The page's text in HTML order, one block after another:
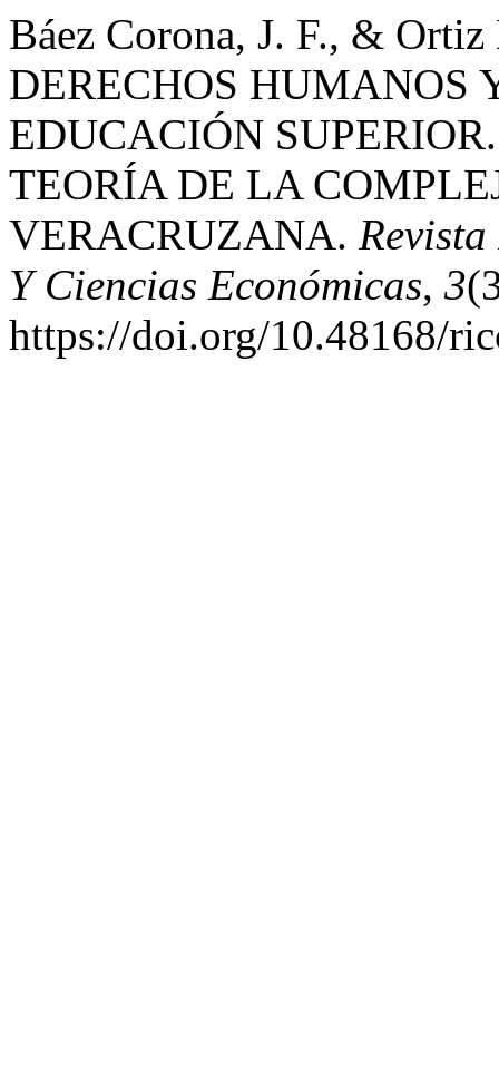
Báez Corona, J. F., &
DERECHOS HUMANOS
EDUCACIÓN
TEORÍA DE LA
VERACRUZANA.
Y Ciencias Económicas, 3
https://doi.org/10.48168/